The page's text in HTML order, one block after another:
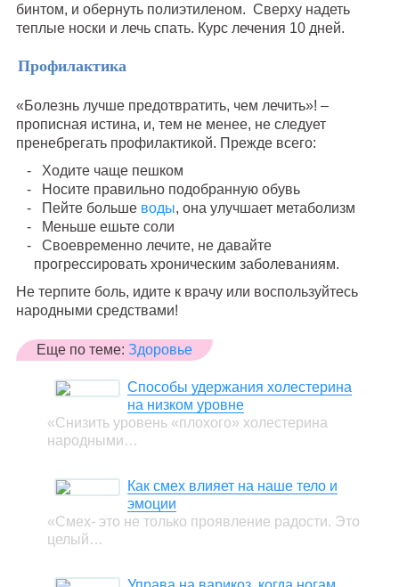
бинтом, и обернуть полиэтиленом. Сверху надеть
теплые носки и лечь спать. Курс лечения 10 дней.
Профилактика
«Болезнь лучше предотвратить, чем лечить»! –
прописная истина, и, тем не менее, не следует
пренебрегать профилактикой. Прежде всего:
Ходите чаще пешком
Носите правильно подобранную обувь
Пейте больше воды, она улучшает метаболизм
Меньше ешьте соли
Своевременно лечите, не давайте
прогрессировать хроническим заболеваниям.
Не терпите боль, идите к врачу или воспользуйтесь
народными средствами!
Еще по теме: Здоровье
Способы удержания холестерина
на низком уровне
«Снизить уровень «плохого» холестерина
народными…
Как смех влияет на наше тело и
эмоции
«Смех- это не только проявление радости. Это
целый…